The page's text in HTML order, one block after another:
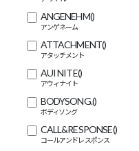
ANGENEHM()
ATTACHMENT()
AUI NITE()
BODYSONG.()
CALL&RESPONSE()